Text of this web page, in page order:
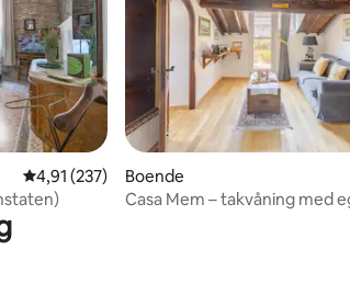
4,91 av 5 i genomsnittligt betyg, 237
4,91 (237)
Boende
Casa Mem – takvåning med